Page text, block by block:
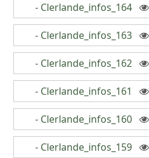
- Clerlande_infos_164
- Clerlande_infos_163
- Clerlande_infos_162
- Clerlande_infos_161
- Clerlande_infos_160
- Clerlande_infos_159